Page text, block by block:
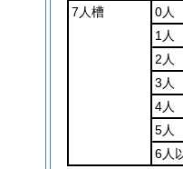
7人槽
0人
1人
2人
3人
4人
5人
6人